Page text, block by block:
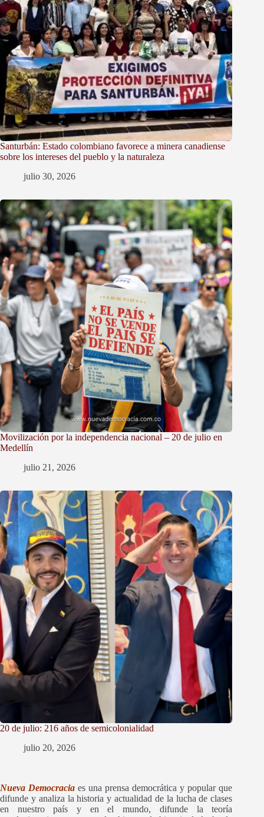
Santurbán: Estado colombiano favorece a minera canadiense
sobre los intereses del pueblo y la naturaleza
julio 30, 2026
Movilización por la independencia nacional – 20 de julio en
Medellín
julio 21, 2026
20 de julio: 216 años de semicolonialidad
julio 20, 2026
Nueva Democracia es una prensa democrática y popular que
difunde y analiza la historia y actualidad de la lucha de clases
en nuestro país y en el mundo, difunde la teoría